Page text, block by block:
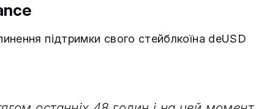
підтримки свого стейблкоїна deUSD